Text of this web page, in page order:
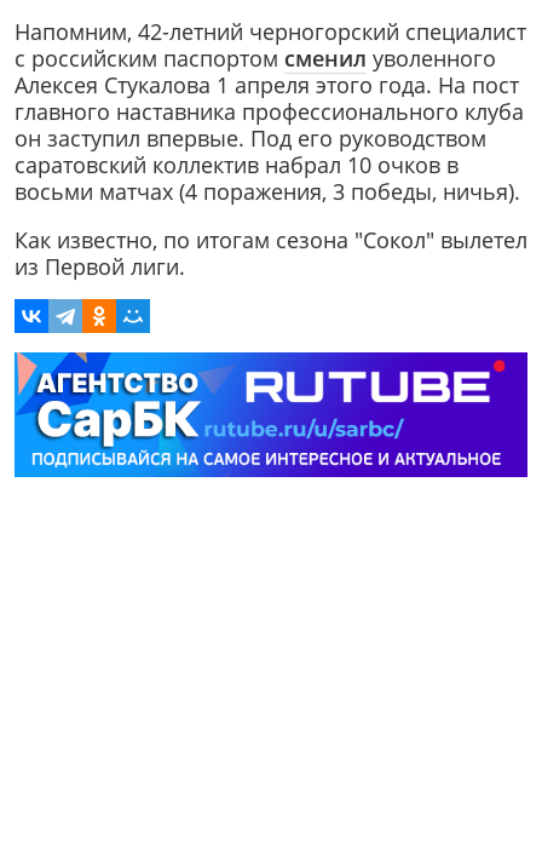
Напомним, 42-летний черногорский специалист
с российским паспортом сменил уволенного
Алексея Стукалова 1 апреля этого года. На пост
главного наставника профессионального клуба
он заступил впервые. Под его руководством
саратовский коллектив набрал 10 очков в
восьми матчах (4 поражения, 3 победы, ничья).
Как известно, по итогам сезона "Сокол" вылетел
из Первой лиги.